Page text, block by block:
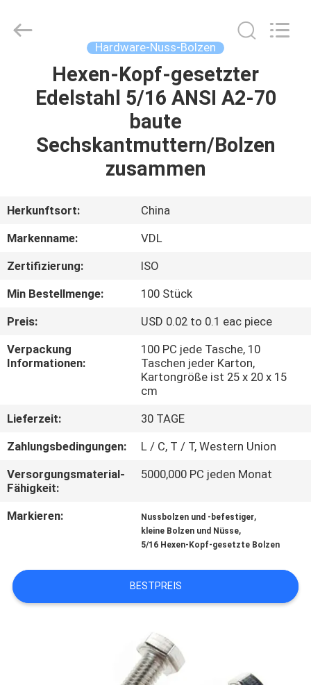
FABRIK-
QUALITÄTSKONTROLLE
SITEMAP
POLICY
Hardware-Nuss-Bolzen
Hexen-Kopf-gesetzter
Edelstahl 5/16 ANSI A2-70
baute
Sechskantmuttern/Bolzen
zusammen
Herkunftsort:
China
Markenname:
VDL
Zertifizierung:
ISO
Min Bestellmenge:
100 Stück
Preis:
USD 0.02 to 0.1 eac piece
Verpackung
Informationen:
100 PC jede Tasche, 10
Taschen jeder Karton,
Kartongröße ist 25 x 20 x 15
cm
Lieferzeit:
30 TAGE
Zahlungsbedingungen:
L / C, T / T, Western Union
Versorgungsmaterial-
Fähigkeit:
5000,000 PC jeden Monat
Markieren: Nussbolzen und -befestiger,
kleine Bolzen und Nüsse,
5/16 Hexen-Kopf-gesetzte Bolzen
BESTPREIS